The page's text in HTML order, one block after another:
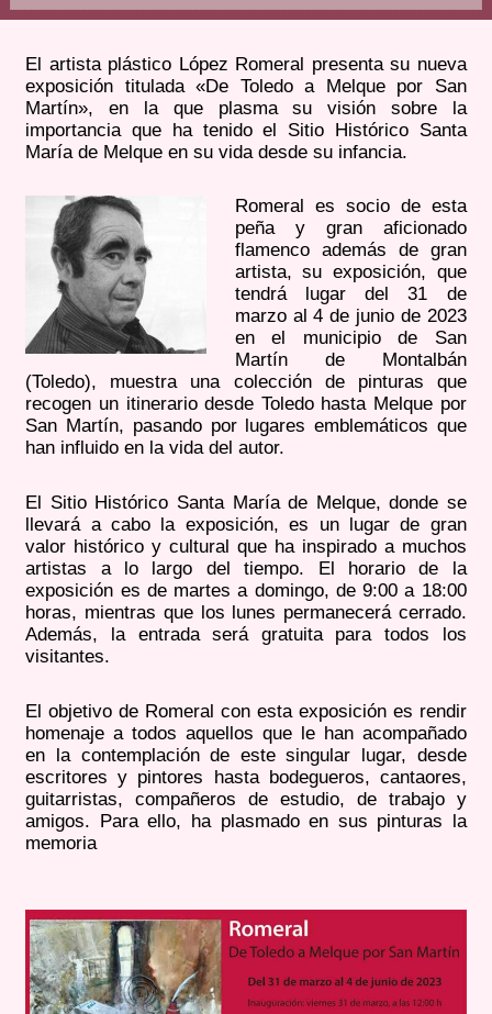
El artista plástico López Romeral presenta su nueva
exposición titulada «De Toledo a Melque por San
Martín», en la que plasma su visión sobre la
importancia que ha tenido el Sitio Histórico Santa
María de Melque en su vida desde su infancia.
Romeral es socio de esta
peña y gran aficionado
flamenco además de gran
artista, su exposición, que
tendrá lugar del 31 de
marzo al 4 de junio de 2023
en el municipio de San
Martín de Montalbán
(Toledo), muestra una colección de pinturas que
recogen un itinerario desde Toledo hasta Melque por
San Martín, pasando por lugares emblemáticos que
han influido en la vida del autor.
El Sitio Histórico Santa María de Melque, donde se
llevará a cabo la exposición, es un lugar de gran
valor histórico y cultural que ha inspirado a muchos
artistas a lo largo del tiempo. El horario de la
exposición es de martes a domingo, de 9:00 a 18:00
horas, mientras que los lunes permanecerá cerrado.
Además, la entrada será gratuita para todos los
visitantes.
El objetivo de Romeral con esta exposición es rendir
homenaje a todos aquellos que le han acompañado
en la contemplación de este singular lugar, desde
escritores y pintores hasta bodegueros, cantaores,
guitarristas, compañeros de estudio, de trabajo y
amigos. Para ello, ha plasmado en sus pinturas la
memoria